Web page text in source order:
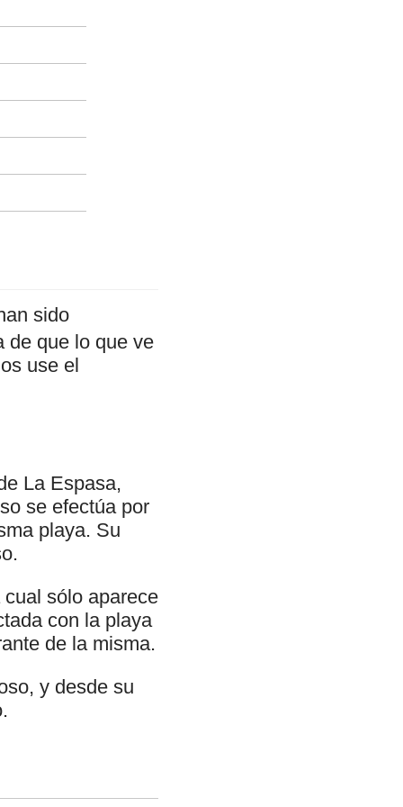
sido
de que lo que ve
use el
La Espasa,
se efectúa por
playa. Su
sólo aparece
con la playa
de la misma.
y desde su